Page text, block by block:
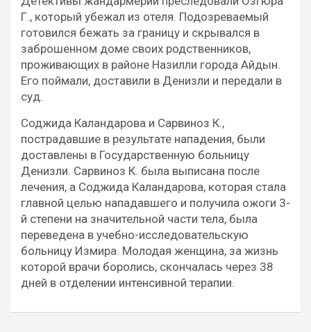
Г., который убежал из отеля. Подозреваемый
готовился бежать за границу и скрывался в
заброшенном доме своих родственников,
проживающих в районе Назилли города Айдын.
Его поймали, доставили в Денизли и передали в
суд.
Соджида Каландарова и Сарвиноз К.,
пострадавшие в результате нападения, были
доставлены в Государственную больницу
Денизли. Сарвиноз К. была выписана после
лечения, а Соджида Каландарова, которая стала
главной целью нападавшего и получила ожоги 3-
й степени на значительной части тела, была
переведена в учебно-исследовательскую
больницу Измира. Молодая женщина, за жизнь
которой врачи боролись, скончалась через 38
дней в отделении интенсивной терапии.